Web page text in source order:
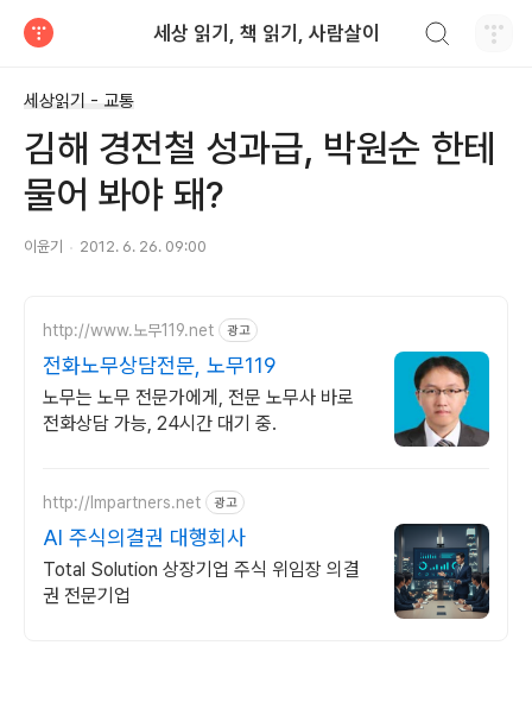
세상 읽기, 책 읽기, 사람살이
세상읽기 - 교통
김해 경전철 성과급, 박원순 한테
물어 봐야 돼?
이윤기 2012. 6. 26. 09:00
http://www.노무119.net 광고
전화노무상담전문, 노무119
노무는 노무 전문가에게, 전문 노무사 바로
전화상담 가능, 24시간 대기 중.
http://lmpartners.net 광고
AI 주식의결권 대행회사
Total Solution 상장기업 주식 위임장 의결
권 전문기업